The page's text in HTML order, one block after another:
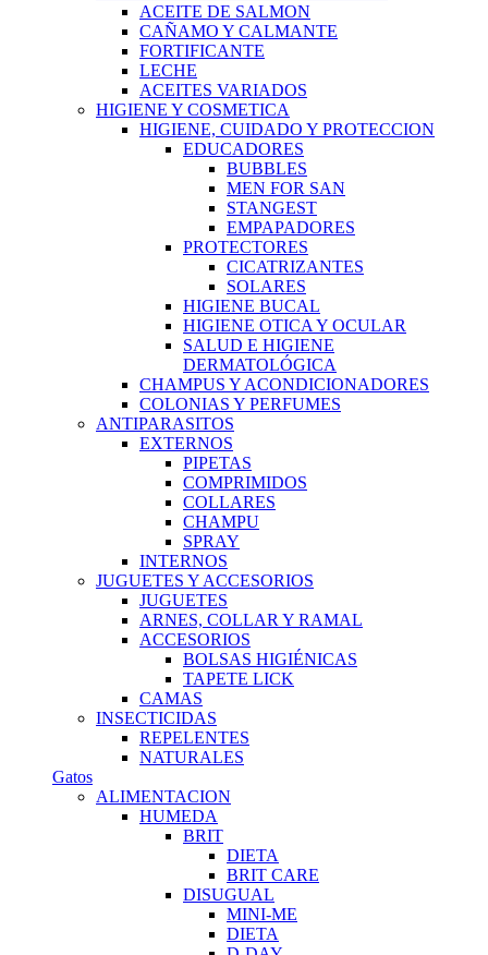
ACEITE DE SALMON
CAÑAMO Y CALMANTE
FORTIFICANTE
LECHE
ACEITES VARIADOS
HIGIENE Y COSMETICA
HIGIENE, CUIDADO Y PROTECCION
EDUCADORES
BUBBLES
MEN FOR SAN
STANGEST
EMPAPADORES
PROTECTORES
CICATRIZANTES
SOLARES
HIGIENE BUCAL
HIGIENE OTICA Y OCULAR
SALUD E HIGIENE
DERMATOLÓGICA
CHAMPUS Y ACONDICIONADORES
COLONIAS Y PERFUMES
ANTIPARASITOS
EXTERNOS
PIPETAS
COMPRIMIDOS
COLLARES
CHAMPU
SPRAY
INTERNOS
JUGUETES Y ACCESORIOS
JUGUETES
ARNES, COLLAR Y RAMAL
ACCESORIOS
BOLSAS HIGIÉNICAS
TAPETE LICK
CAMAS
INSECTICIDAS
REPELENTES
NATURALES
Gatos
ALIMENTACION
HUMEDA
BRIT
DIETA
BRIT CARE
DISUGUAL
MINI-ME
DIETA